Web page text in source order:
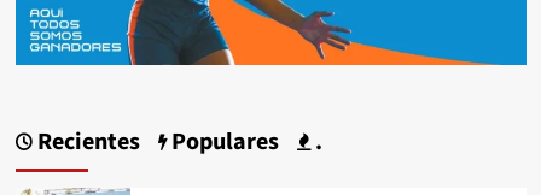
Recientes Populares .